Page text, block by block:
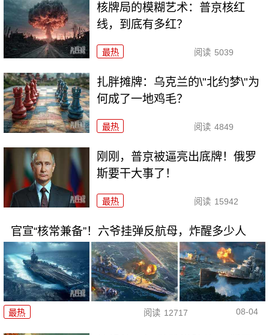
核牌局的模糊艺术：普京核红
线，到底有多红？
最热 阅读 5039
扎胖摊牌：乌克兰的\"北约梦\"为
何成了一地鸡毛？
最热 阅读 4849
刚刚，普京被逼亮出底牌！俄罗
斯要干大事了！
最热 阅读 15942
官宣“核常兼备”！六爷挂弹反航母，炸醒多少人
最热 阅读 12717 08-04